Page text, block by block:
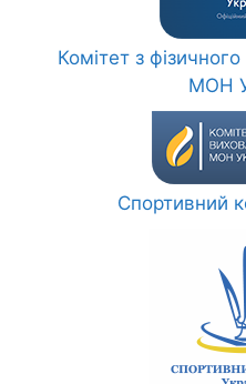
Комітет з
МОН
Спортивний